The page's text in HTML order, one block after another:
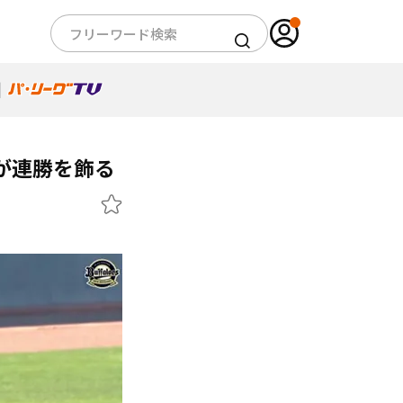
勝を飾る